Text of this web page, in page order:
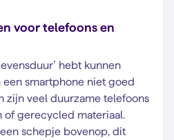
voor telefoons en
hebt kunnen
een smartphone niet goed
zijn veel duurzame telefoons
of gerecycled materiaal.
schepje bovenop, dit